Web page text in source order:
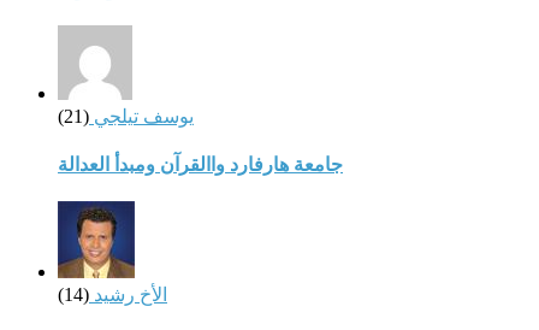
يوسف تيلجي (21)
جامعة هارفارد واالقرآن ومبدأ العدالة
الأخ رشيد (14)